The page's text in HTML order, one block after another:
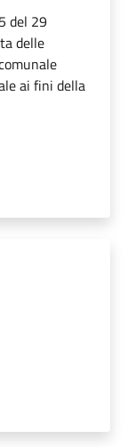
del 29
delle
ai fini della